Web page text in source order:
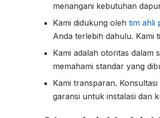
menangani kebutuhan
Kami didukung oleh tim ahli
Anda terlebih dahulu. Kami
Kami adalah otoritas dalam
memahami standar yang
Kami transparan.
garansi untuk instalasi dan